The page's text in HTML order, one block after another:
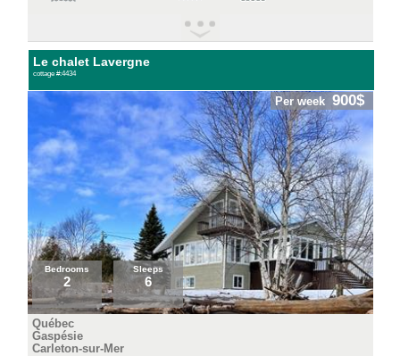
Le chalet Lavergne
cottage #:4434
Per week 900$
Bedrooms
2
Sleeps
6
Québec
Gaspésie
Carleton-sur-Mer